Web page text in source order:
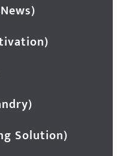
Solution)